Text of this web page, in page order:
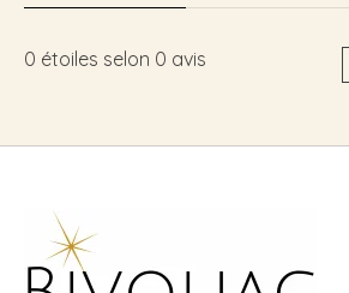
0 étoiles selon 0 avis